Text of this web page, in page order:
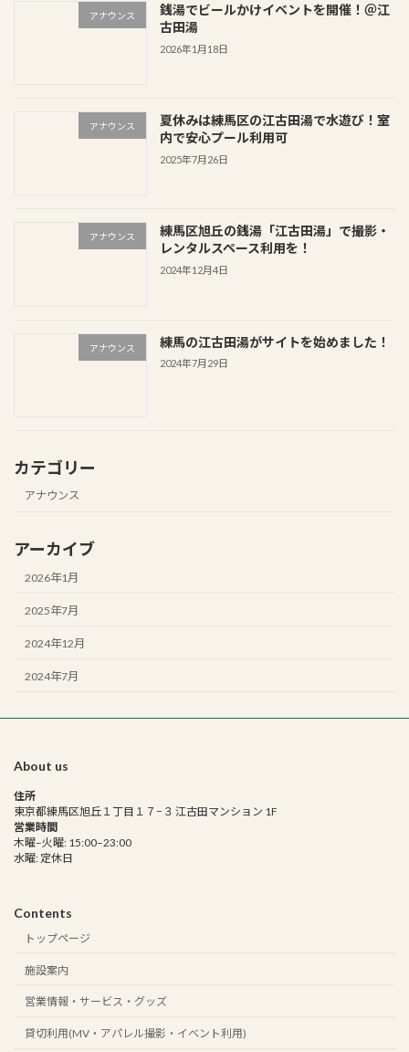
アナウンス
銭湯でビールかけイベントを開催！＠江
古田湯
2026年1月18日
アナウンス
夏休みは練馬区の江古田湯で水遊び！室
内で安心プール利用可
2025年7月26日
アナウンス
練馬区旭丘の銭湯「江古田湯」で撮影・
レンタルスペース利用を！
2024年12月4日
アナウンス 練馬の江古田湯がサイトを始めました！
2024年7月29日
カテゴリー
アナウンス
アーカイブ
2026年1月
2025年7月
2024年12月
2024年7月
About us
住所
東京都練馬区旭丘１丁目１７−３ 江古田マンション 1F
営業時間
木曜–火曜: 15:00–23:00
水曜: 定休日
Contents
トップページ
施設案内
営業情報・サービス・グッズ
貸切利用(MV・アパレル撮影・イベント利用)